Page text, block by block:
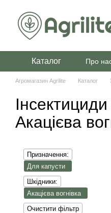
Каталог Про
Агромагазин Agrilite Каталог
Акацієва
Призначення:
Для капусти
Шкідники:
Акацієва вогнівка
Очистити фільтр